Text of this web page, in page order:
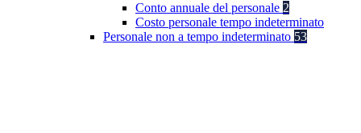
Conto annuale del personale 2
Costo personale tempo indeterminato
Personale non a tempo indeterminato 53